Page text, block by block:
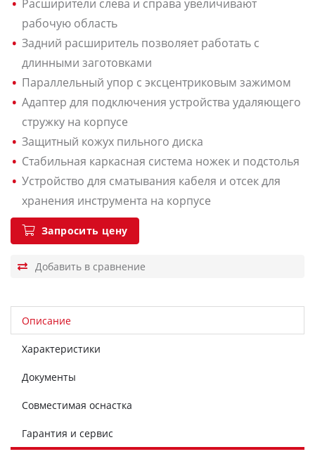
Расширители слева и справа увеличивают
рабочую область
Задний расширитель позволяет работать с
длинными заготовками
Параллельный упор с эксцентриковым зажимом
Адаптер для подключения устройства удаляющего
стружку на корпусе
Защитный кожух пильного диска
Стабильная каркасная система ножек и подстолья
Устройство для сматывания кабеля и отсек для
хранения инструмента на корпусе
Запросить цену
Описание
Характеристики
Документы
Совместимая оснастка
Гарантия и сервис